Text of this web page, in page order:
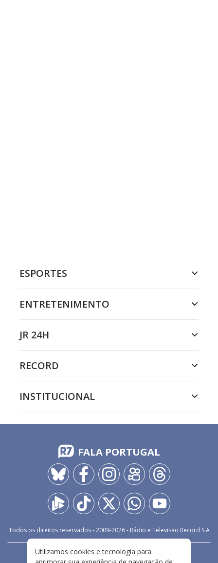
ESPORTES
ENTRETENIMENTO
JR 24H
RECORD
INSTITUCIONAL
FALA PORTUGAL
Todos os direitos reservados - 2009-2026- Rádio e Televisão Record S.A
FALE CONOSCO PRIVACIDADE
Utilizamos cookies e tecnologia para